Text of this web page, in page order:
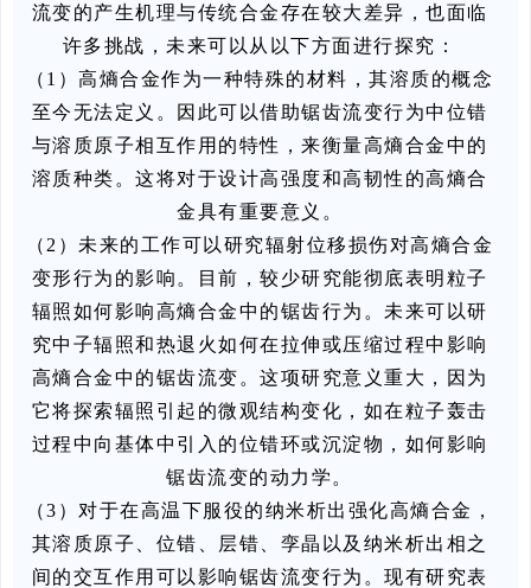
流变的产生机理与传统合金存在较大差异，也面临
许多挑战，未来可以从以下方面进行探究：
（1）高熵合金作为一种特殊的材料，其溶质的概念
至今无法定义。因此可以借助锯齿流变行为中位错
与溶质原子相互作用的特性，来衡量高熵合金中的
溶质种类。这将对于设计高强度和高韧性的高熵合
金具有重要意义。
（2）未来的工作可以研究辐射位移损伤对高熵合金
变形行为的影响。目前，较少研究能彻底表明粒子
辐照如何影响高熵合金中的锯齿行为。未来可以研
究中子辐照和热退火如何在拉伸或压缩过程中影响
高熵合金中的锯齿流变。这项研究意义重大，因为
它将探索辐照引起的微观结构变化，如在粒子轰击
过程中向基体中引入的位错环或沉淀物，如何影响
锯齿流变的动力学。
（3）对于在高温下服役的纳米析出强化高熵合金，
其溶质原子、位错、层错、孪晶以及纳米析出相之
间的交互作用可以影响锯齿流变行为。现有研究表